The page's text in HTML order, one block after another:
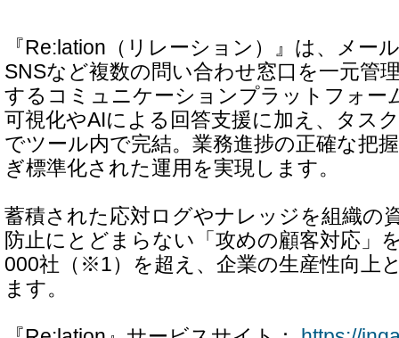
『Re:lation（リレーション）』は、メー
SNSなど複数の問い合わせ窓口を一元管
するコミュニケーションプラットフォー
可視化やAIによる回答支援に加え、タス
でツール内で完結。業務進捗の正確な把
ぎ標準化された運用を実現します。
蓄積された応対ログやナレッジを組織の
防止にとどまらない「攻めの顧客対応」
000社（※1）を超え、企業の生産性向上
ます。